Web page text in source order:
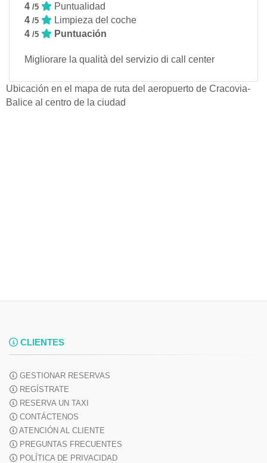
4 /5
Puntualidad
4 /5
Limpieza del coche
4 /5 Puntuación
Migliorare la qualità del servizio di call center
Ubicación en el mapa de ruta del aeropuerto de Cracovia-
Balice al centro de la ciudad
CLIENTES
GESTIONAR RESERVAS
REGÍSTRATE
RESERVA UN TAXI
CONTÁCTENOS
ATENCIÓN AL CLIENTE
PREGUNTAS FRECUENTES
POLÍTICA DE PRIVACIDAD